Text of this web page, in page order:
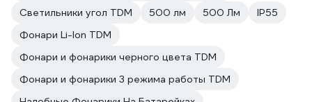
Светильники угол TDM
500 лм 500 Лм
IP55
Фонари Li-Ion TDM
Фонари и фонарики черного цвета TDM
Фонари и фонарики 3 режима работы TDM